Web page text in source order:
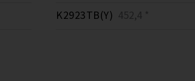
K2923TB(Y) 452,4 *